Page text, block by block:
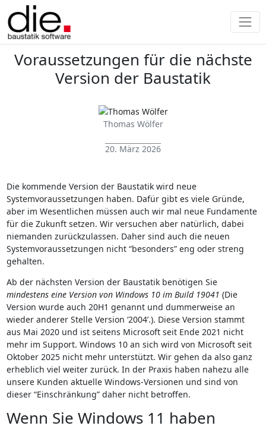
Voraussetzungen für die nächste
Version der Baustatik
Thomas Wölfer
20. März 2026
Die kommende Version der Baustatik wird neue
Systemvoraussetzungen haben. Dafür gibt es viele Gründe,
aber im Wesentlichen müssen auch wir mal neue Fundamente
für die Zukunft setzen. Wir versuchen aber natürlich, dabei
niemanden zurückzulassen. Daher sind auch die neuen
Systemvoraussetzungen nicht “besonders” eng oder streng
gehalten.
Ab der nächsten Version der Baustatik benötigen Sie
mindestens eine Version von Windows 10 im Build 19041 (Die
Version wurde auch 20H1 genannt und dummerweise an
wieder anderer Stelle Version ‘2004’.). Diese Version stammt
aus Mai 2020 und ist seitens Microsoft seit Ende 2021 nicht
mehr im Support. Windows 10 an sich wird von Microsoft seit
Oktober 2025 nicht mehr unterstützt. Wir gehen da also ganz
erheblich viel weiter zurück. In der Praxis haben nahezu alle
unsere Kunden aktuelle Windows-Versionen und sind von
dieser “Einschränkung” daher nicht betroffen.
Wenn Sie Windows 11 haben